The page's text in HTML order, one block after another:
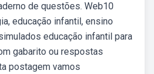
de questões. Web10
educação infantil, ensino
educação infantil para
gabarito ou respostas
postagem vamos